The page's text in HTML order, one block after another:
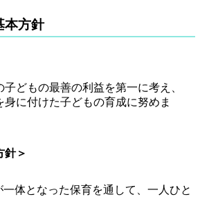
本方針
もの最善の利益を第一に考え、
身に付けた子どもの育成に努めま
＞
体となった保育を通して、一人ひと